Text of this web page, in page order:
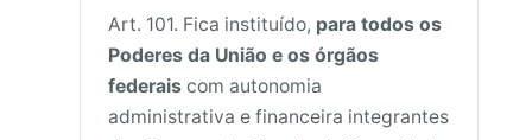
Art. 101. Fica instituído, para todos os
Poderes da União e os órgãos
federaiscom autonomia
administrativa e financeira integrantes